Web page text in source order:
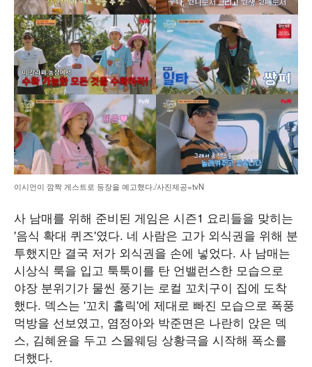
이시언이 깜짝 게스트로 등장을 예고했다./사진제공=tvN
사 남매를 위해 준비된 게임은 시즌1 요리들을 맞히는
'음식 확대 퀴즈'였다. 네 사람은 고가 외식권을 위해 분
투했지만 결국 저가 외식권을 손에 넣었다. 사 남매는
시상식 룩을 입고 툭툭이를 탄 언밸런스한 모습으로
야장 분위기가 물씬 풍기는 로컬 꼬치구이 집에 도착
했다. 덱스는 '꼬치 홀릭'에 제대로 빠진 모습으로 폭풍
먹방을 선보였고, 염정아와 박준면은 나란히 앉은 덱
스, 김혜윤을 두고 스몰웨딩 상황극을 시작해 폭소를
더했다.